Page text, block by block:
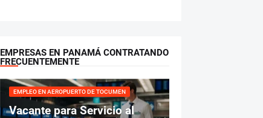
EMPRESAS EN PANAMÁ CONTRATANDO
FRECUENTEMENTE
EMPLEO EN AEROPUERTO DE TOCUMEN
Vacante para Servicio al